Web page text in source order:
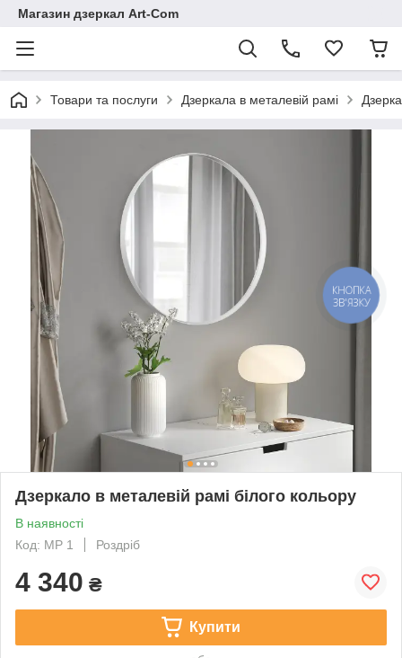
Магазин дзеркал Art-Com
Товари та послуги Дзеркала в металевій рамі
Дзеркало в металевій рамі білого кольору
В наявності
Код: МР 1
Роздріб
4 340 ₴
Купити
КНОПКА
ЗВ'ЯЗКУ